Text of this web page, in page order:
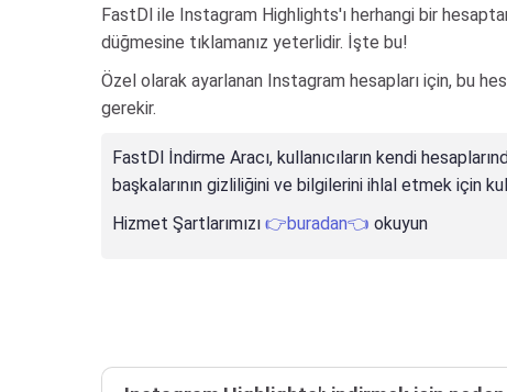
FastDl ile Instagram Highlights'ı herhangi bir
düğmesine tıklamanız yeterlidir. İşte bu!
Özel olarak ayarlanan Instagram hesapları için, bu
gerekir.
FastDl İndirme Aracı, kullanıcıların kendi
başkalarının gizliliğini ve bilgilerini ihlal etmek için
Hizmet Şartlarımızı 👉buradan👈 okuyun